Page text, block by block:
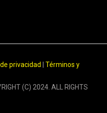
privacidad
Términos y
(C) 2024. ALL RIGHTS